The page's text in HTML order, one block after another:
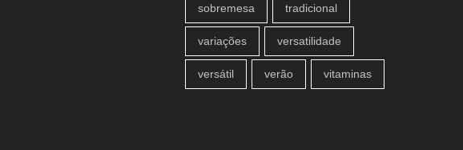
sobremesa tradicional
variações versatilidade
versátil verão vitaminas